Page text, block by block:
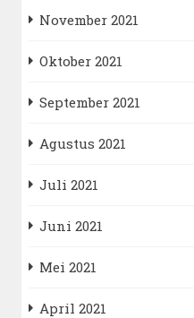
November 2021
Oktober 2021
September 2021
Agustus 2021
Juli 2021
Juni 2021
Mei 2021
April 2021